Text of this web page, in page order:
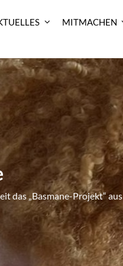
MITMACHEN
das „Basmane-Projekt“ aus